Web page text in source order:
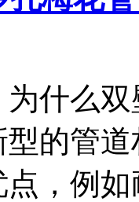
什么
的管
，例